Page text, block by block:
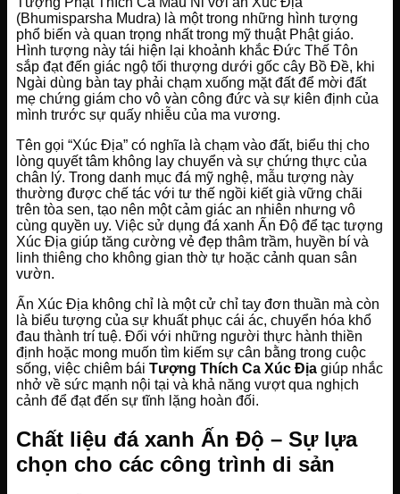
(Bhumisparsha Mudra) là một trong những hình tượng
phổ biến và quan trọng nhất trong mỹ thuật Phật giáo.
Hình tượng này tái hiện lại khoảnh khắc Đức Thế Tôn
sắp đạt đến giác ngộ tối thượng dưới gốc cây Bồ Đề, khi
Ngài dùng bàn tay phải chạm xuống mặt đất để mời đất
mẹ chứng giám cho vô vàn công đức và sự kiên định của
mình trước sự quấy nhiễu của ma vương.
Tên gọi “Xúc Địa” có nghĩa là chạm vào đất, biểu thị cho
lòng quyết tâm không lay chuyển và sự chứng thực của
chân lý. Trong danh mục đá mỹ nghệ, mẫu tượng này
thường được chế tác với tư thế ngồi kiết già vững chãi
trên tòa sen, tạo nên một cảm giác an nhiên nhưng vô
cùng quyền uy. Việc sử dụng đá xanh Ấn Độ để tạc tượng
Xúc Địa giúp tăng cường vẻ đẹp thâm trầm, huyền bí và
linh thiêng cho không gian thờ tự hoặc cảnh quan sân
vườn.
Ấn Xúc Địa không chỉ là một cử chỉ tay đơn thuần mà còn
là biểu tượng của sự khuất phục cái ác, chuyển hóa khổ
đau thành trí tuệ. Đối với những người thực hành thiền
định hoặc mong muốn tìm kiếm sự cân bằng trong cuộc
sống, việc chiêm bái Tượng Thích Ca Xúc Địa giúp nhắc
nhở về sức mạnh nội tại và khả năng vượt qua nghịch
cảnh để đạt đến sự tĩnh lặng hoàn đối.
Chất liệu đá xanh Ấn Độ – Sự lựa
chọn cho các công trình di sản